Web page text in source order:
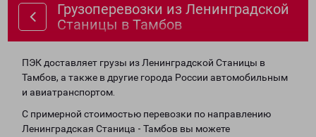
Грузоперевозки из Ленинградской
Станицы в Тамбов
ПЭК доставляет грузы из Ленинградской Станицы в
Тамбов, а также в другие города России автомобильным
и авиатранспортом.
С примерной стоимостью перевозки по направлению
Ленинградская Станица - Тамбов вы можете